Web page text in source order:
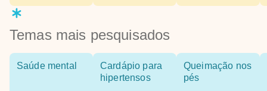
Temas mais pesquisados
Saúde mental
Cardápio para
hipertensos
Queimação nos
pés